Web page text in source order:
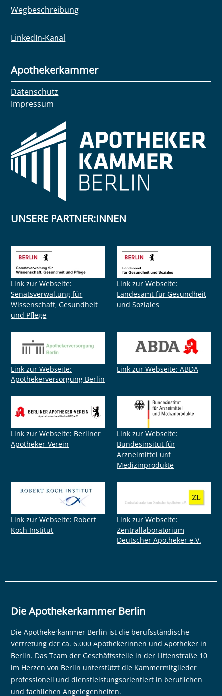
Wegbeschreibung
LinkedIn-Kanal
Apothekerkammer
Datenschutz
Impressum
UNSERE PARTNER:INNEN
Link zur Webseite:
Senatsverwaltung für
Wissenschaft, Gesundheit
und Pflege
Link zur Webseite:
Landesamt für Gesundheit
und Soziales
Link zur Webseite:
Apothekerversorgung Berlin
Link zur Webseite: ABDA
Link zur Webseite: Berliner
Apotheker-Verein
Link zur Webseite:
Bundesinsitut für
Arzneimittel unf
Medizinprodukte
Link zur Webseite: Robert
Koch Institut
Link zur Webseite:
Zentrallaboratorium
Deutscher Apotheker e.V.
Die Apothekerkammer Berlin
Die Apothekerkammer Berlin ist die berufsständische
Vertretung der ca. 6.000 Apothekerinnen und Apotheker in
Berlin. Das Team der Geschäftsstelle in der Littenstraße 10
im Herzen von Berlin unterstützt die Kammermitglieder
professionell und dienstleistungsorientiert in beruflichen
und fachlichen Angelegenheiten.